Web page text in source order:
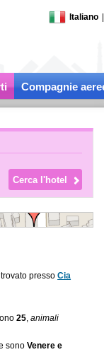
Italiano
Compagnie
trovato pressoCia
25, animali
sono Venere e